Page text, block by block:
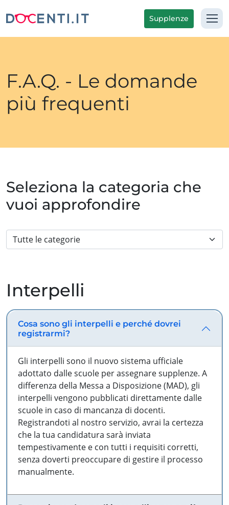
Supplenze
F.A.Q. - Le domande
più frequenti
Seleziona la categoria che
vuoi approfondire
Interpelli
Cosa sono gli interpelli e perché dovrei
registrarmi?
Gli interpelli sono il nuovo sistema ufficiale
adottato dalle scuole per assegnare supplenze. A
differenza della Messa a Disposizione (MAD), gli
interpelli vengono pubblicati direttamente dalle
scuole in caso di mancanza di docenti.
Registrandoti al nostro servizio, avrai la certezza
che la tua candidatura sarà inviata
tempestivamente e con tutti i requisiti corretti,
senza doverti preoccupare di gestire il processo
manualmente.